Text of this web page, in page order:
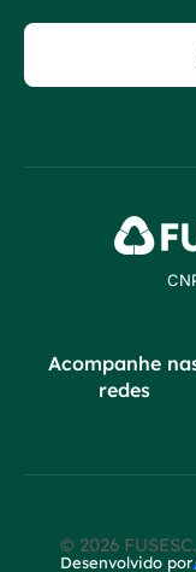
Acompanhe
redes
© 2026
Desenvolvido por